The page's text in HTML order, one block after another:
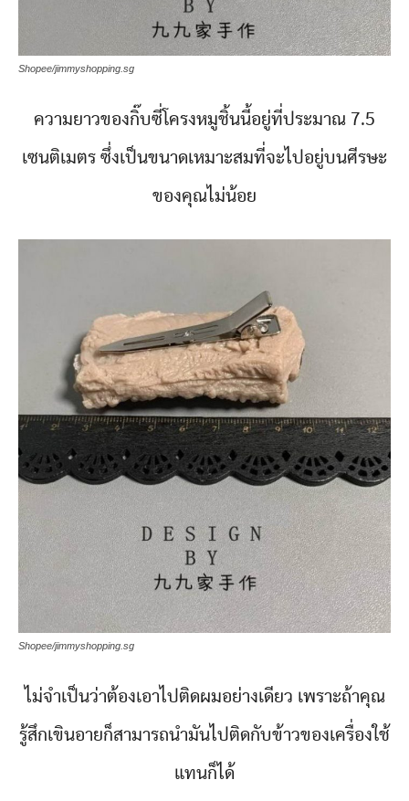
Shopee/jimmyshopping.sg
ความยาวของกิ๊บซี่โครงหมูชิ้นนี้อยู่ที่ประมาณ 7.5
เซนติเมตร ซึ่งเป็นขนาดเหมาะสมที่จะไปอยู่บนศีรษะ
ของคุณไม่น้อย
Shopee/jimmyshopping.sg
ไม่จำเป็นว่าต้องเอาไปติดผมอย่างเดียว เพราะถ้าคุณ
รู้สึกเขินอายก็สามารถนำมันไปติดกับข้าวของเครื่องใช้
แทนก็ได้